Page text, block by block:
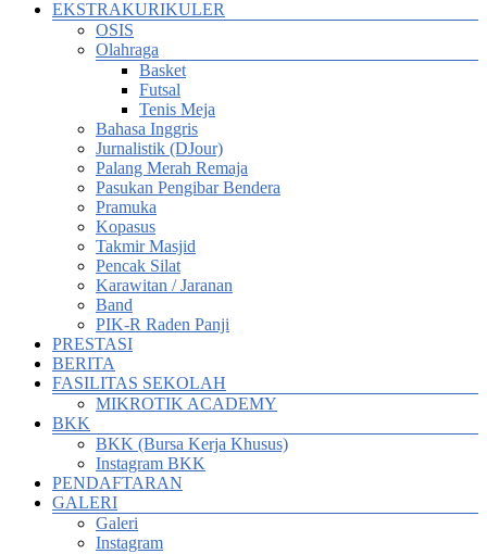
EKSTRAKURIKULER
OSIS
Olahraga
Basket
Futsal
Tenis Meja
Bahasa Inggris
Jurnalistik (DJour)
Palang Merah Remaja
Pasukan Pengibar Bendera
Pramuka
Kopasus
Takmir Masjid
Pencak Silat
Karawitan / Jaranan
Band
PIK-R Raden Panji
PRESTASI
BERITA
FASILITAS SEKOLAH
MIKROTIK ACADEMY
BKK
BKK (Bursa Kerja Khusus)
Instagram BKK
PENDAFTARAN
GALERI
Galeri
Instagram